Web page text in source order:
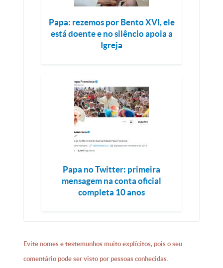
Papa: rezemos por Bento XVI, ele
está doente e no silêncio apoia a
Igreja
Papa no Twitter: primeira
mensagem na conta oficial
completa 10 anos
Evite nomes e testemunhos muito explícitos, pois o seu
comentário pode ser visto por pessoas conhecidas.